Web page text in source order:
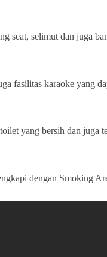
seat, selimut dan juga
fasilitas karaoke yang
yang bersih dan juga
dengan Smoking